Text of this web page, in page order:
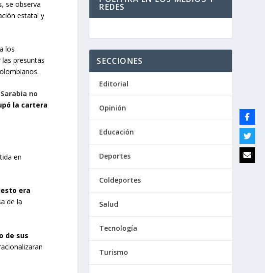
se observa
estatal y
los
presuntas
no
la cartera
en
era
de la
de sus
REDES
SECCIONES
Editorial
Opinión
Educación
Deportes
Coldeportes
Salud
Tecnología
Turismo